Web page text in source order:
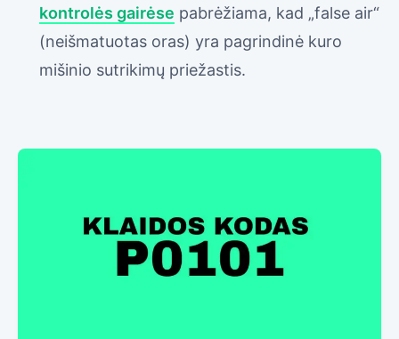
kontrolės gairėse pabrėžiama, kad „false air“
(neišmatuotas oras) yra pagrindinė kuro
mišinio sutrikimų priežastis.